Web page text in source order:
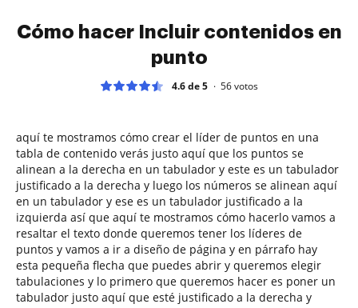
Cómo hacer Incluir contenidos en
punto
4.6 de 5 56votos
aquí te mostramos cómo crear el líder de puntos en una
tabla de contenido verás justo aquí que los puntos se
alinean a la derecha en un tabulador y este es un tabulador
justificado a la derecha y luego los números se alinean aquí
en un tabulador y ese es un tabulador justificado a la
izquierda así que aquí te mostramos cómo hacerlo vamos a
resaltar el texto donde queremos tener los líderes de
puntos y vamos a ir a diseño de página y en párrafo hay
esta pequeña flecha que puedes abrir y queremos elegir
tabulaciones y lo primero que queremos hacer es poner un
tabulador justo aquí que esté justificado a la derecha y